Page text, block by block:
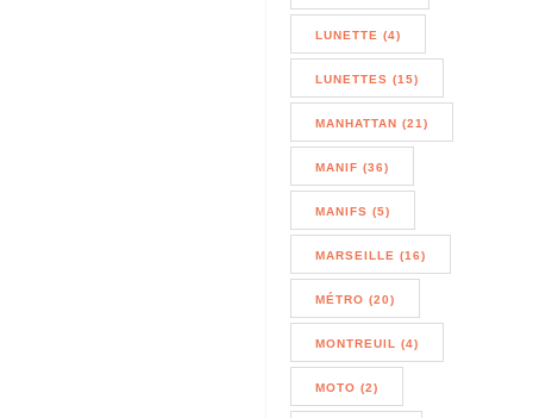
LUNETTE (4)
LUNETTES (15)
MANHATTAN (21)
MANIF (36)
MANIFS (5)
MARSEILLE (16)
MÉTRO (20)
MONTREUIL (4)
MOTO (2)